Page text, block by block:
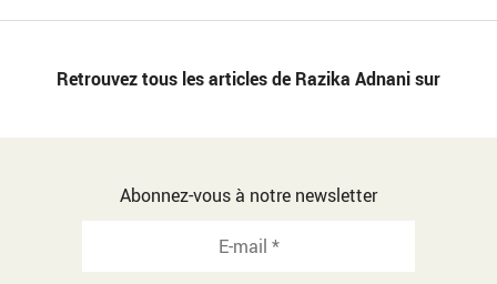
Retrouvez tous les articles de Razika Adnani sur
Abonnez-vous à notre newsletter